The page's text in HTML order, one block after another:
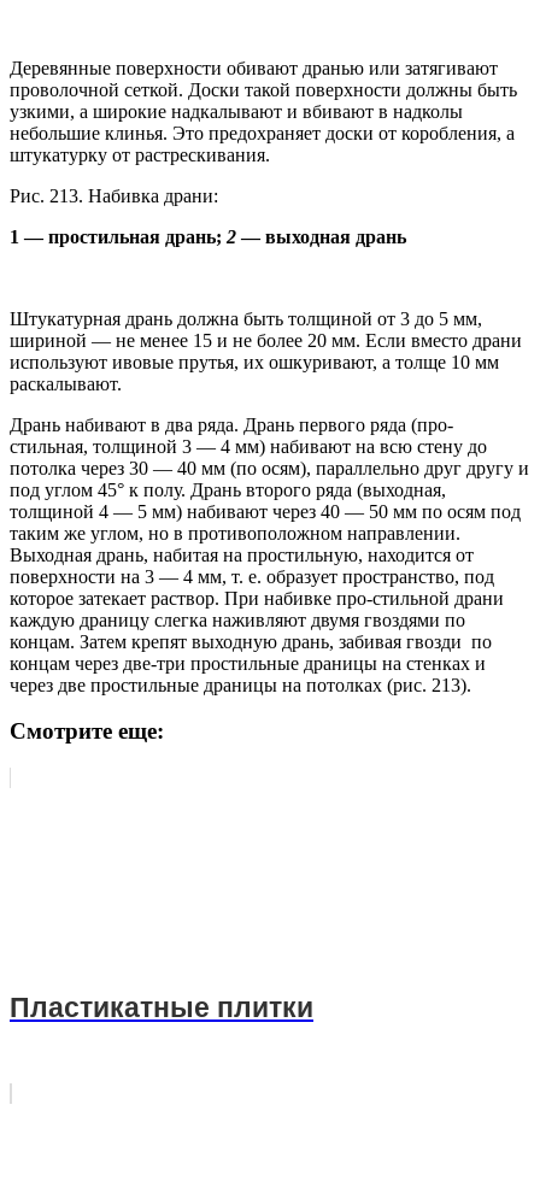
Деревянные поверхности обивают дранью или затягивают
проволочной сеткой. Доски такой поверхности должны быть
узкими, а широкие надкалывают и вбивают в надколы
небольшие клинья. Это предохраняет доски от коробления, а
штукатурку от растрескивания.
Рис. 213. Набивка драни:
1 — простильная дрань; 2— выходная дрань
Штукатурная дрань должна быть толщиной от 3 до 5 мм,
шириной — не менее 15 и не более 20 мм. Если вместо драни
используют ивовые прутья, их ошкуривают, а толще 10 мм
раскалывают.
Дрань набивают в два ряда. Дрань первого ряда (про-
стильная, толщиной 3 — 4 мм) набивают на всю стену до
потолка через 30 — 40 мм (по осям), параллельно друг другу и
под углом 45° к полу. Дрань второго ряда (выходная,
толщиной 4 — 5 мм) набивают через 40 — 50 мм по осям под
таким же углом, но в противоположном направлении.
Выходная дрань, набитая на простильную, находится от
поверхности на 3 — 4 мм, т. е. образует пространство, под
которое затекает раствор. При набивке про-стильной драни
каждую драницу слегка наживляют двумя гвоздями по
концам. Затем крепят выходную дрань, забивая гвозди по
концам через две-три простильные драницы на стенках и
через две простильные драницы на потолках (рис. 213).
Смотрите еще:
Пластикатные плитки